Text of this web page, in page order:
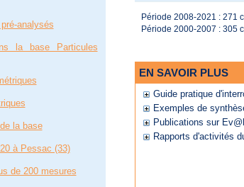
analysés
la base Particules
la base
à Pessac (33)
de 200 mesures
Période 2008-2021 : 271
Période 2000-2007 : 305
EN SAVOIR PLUS
Guide pratique
Exemples de
Publications sur
Rapports d'activités